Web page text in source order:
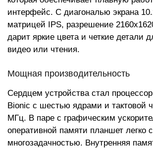
интерфейс. С диагональю экрана
матрицей IPS, разрешение
дарит яркие цвета и четкие детали
видео или чтения.
Мощная производительность
Сердцем устройства стал
Bionic с шестью ядрами и тактовой
МГц. В паре с графическим
оперативной памяти планшет легко
многозадачностью. Внутренняя